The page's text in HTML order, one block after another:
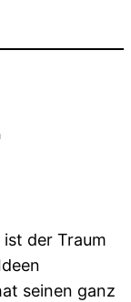
der Traum
seinen ganz